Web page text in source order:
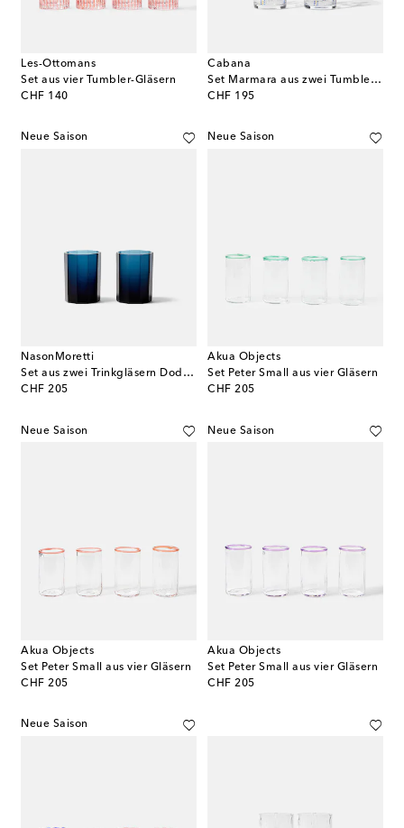
Les-Ottomans
Set aus vier Tumbler-Gläsern
CHF 140
original price
Cabana
Set Marmara aus zwei Tumbler-Gläsern
CHF 195
original price
Neue Saison
NasonMoretti
Set aus zwei Trinkgläsern Dodeca
CHF 205
original price
Neue Saison
Akua Objects
Set Peter Small aus vier Gläsern
CHF 205
original price
Neue Saison
Akua Objects
Set Peter Small aus vier Gläsern
CHF 205
original price
Neue Saison
Akua Objects
Set Peter Small aus vier Gläsern
CHF 205
original price
Neue Saison